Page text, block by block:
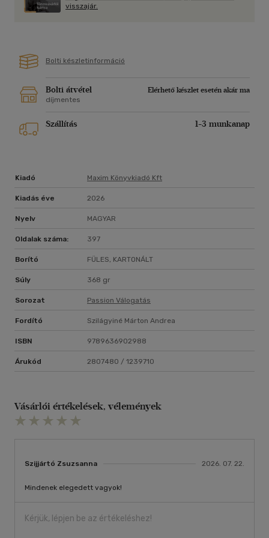
egymáshoz érünk?
visszajár.
Bolti készletinformáció
Bolti átvétel
Elérhető készlet esetén akár ma
díjmentes
Szállítás 1-3 munkanap
Kiadó Maxim Könyvkiadó Kft
Kiadás éve 2026
Nyelv MAGYAR
Oldalak száma: 397
Borító FÜLES, KARTONÁLT
Súly 368 gr
Sorozat Passion Válogatás
Fordító Szilágyiné Márton Andrea
ISBN 9789636902988
Árukód 2807480 / 1239710
Vásárlói értékelések, vélemények
Szijjártó Zsuzsanna 2026. 07. 22.
Mindenek elegedett vagyok!
Kérjük, lépjen be az értékeléshez!